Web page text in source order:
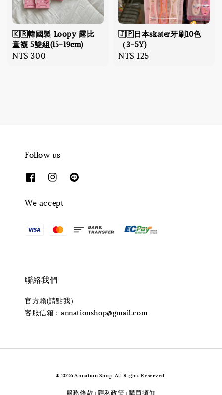
🇰🇷韓國製 Loopy 露比
童襪 5雙組(15-19cm)
Regular
NT$ 300
🇯🇵日本skater牙刷10色
（3-5Y)
Regular
NT$ 125
Follow us
We accept
聯絡我們
官方賴(請點我）
客服信箱：annationshop@gmail.com
© 2026 Annation Shop· All Rights Reserved.
服務條款 | 隱私政策 | 購買須知